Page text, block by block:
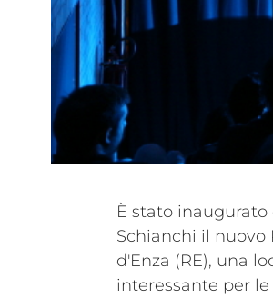
È stato
Schianchi il nuovo
d'Enza (RE), una
interessante per
impianti realizzata
della sala prevede
fisso costituito da
subwoofer